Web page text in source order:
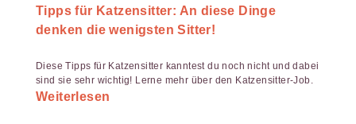
Tipps für Katzensitter: An diese Dinge
denken die wenigsten Sitter!
Diese Tipps für Katzensitter kanntest du noch nicht und dabei
sind sie sehr wichtig! Lerne mehr über den Katzensitter-Job.
Weiterlesen